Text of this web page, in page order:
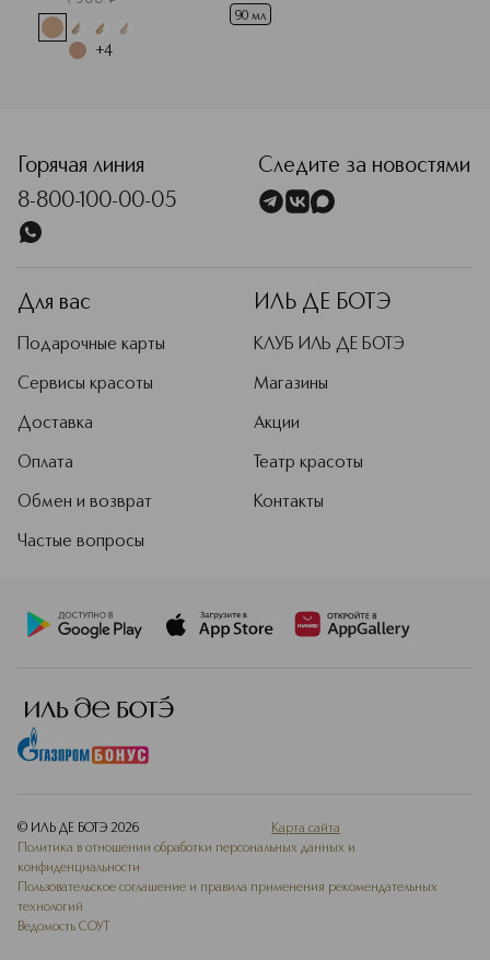
+4
90 мл
Горячая линия
8-800-100-00-05
Следите за новостями
Для вас
Подарочные карты
Сервисы красоты
Доставка
Оплата
Обмен и возврат
Частые вопросы
ИЛЬ ДЕ БОТЭ
КЛУБ ИЛЬ ДЕ БОТЭ
Магазины
Акции
Театр красоты
Контакты
© ИЛЬ ДЕ БОТЭ 2026
Карта сайта
Политика в отношении обработки персональных данных и
конфиденциальности
Пользовательское соглашение и правила применения рекомендательных
технологий
Ведомость СОУТ